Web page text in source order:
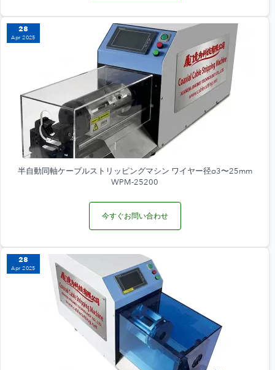
28
Apr 2025
半自動同軸ケーブルストリッピングマシン ワイヤー径ø3〜25mm
WPM-25200
今すぐお問い合わせ
28
Apr 2025